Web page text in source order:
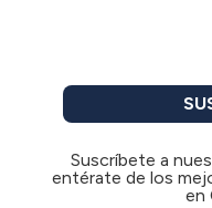
Suscríbete a
entérate de los
en